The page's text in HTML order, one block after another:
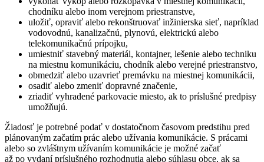
chodníku alebo inom verejnom priestranstve,
uložiť, opraviť alebo rekonštruovať inžinierska sieť, napríklad
vodovodnú, kanalizačnú, plynovú, elektrickú alebo
telekomunikačnú prípojku,
umiestniť stavebný materiál, kontajner, lešenie alebo techniku
na miestnu komunikáciu, chodník alebo verejné priestranstvo,
obmedziť alebo uzavrieť premávku na miestnej komunikácii,
osadiť alebo zmeniť dopravné značenie,
zriadiť vyhradené parkovacie miesto, ak to príslušné predpisy
umožňujú.
Žiadosť je potrebné podať v dostatočnom časovom predstihu pred
plánovaným začatím prác alebo užívania komunikácie. S prácami
alebo so zvláštnym užívaním komunikácie je možné začať
až po vydaní príslušného rozhodnutia alebo súhlasu obce, ak sa